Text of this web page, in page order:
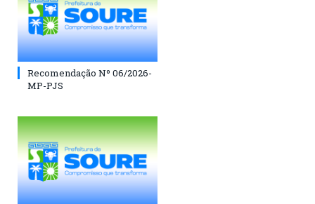
Recomendação Nº 06/2026-
MP-PJS